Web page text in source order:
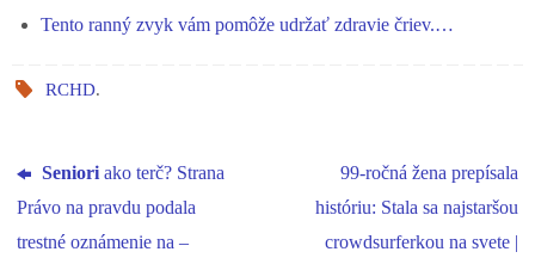
Tento ranný zvyk vám pomôže udržať zdravie čriev.…
RCHD.
Senioriako terč? Strana
Právo na pravdu podala
trestné oznámenie na –
99-ročná žena prepísala
históriu: Stala sa najstaršou
crowdsurferkou na svete |